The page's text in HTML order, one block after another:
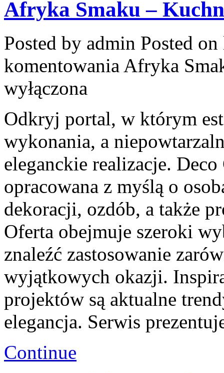
Afryka Smaku –
Posted by admin Posted
komentowania Afryka
wyłączona
Odkryj portal, w którym
wykonania, a
eleganckie realizacje.
opracowana z myślą o
dekoracji, ozdób, a także
Oferta obejmuje szeroki
znaleźć zastosowanie
wyjątkowych okazji.
projektów są aktualne
elegancja. Serwis
Continue